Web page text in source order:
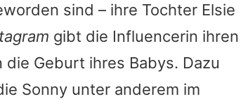
sind – ihre Tochter Elsie
gibt die Influencerin ihren
Geburt ihres Babys. Dazu
Sonny unter anderem im